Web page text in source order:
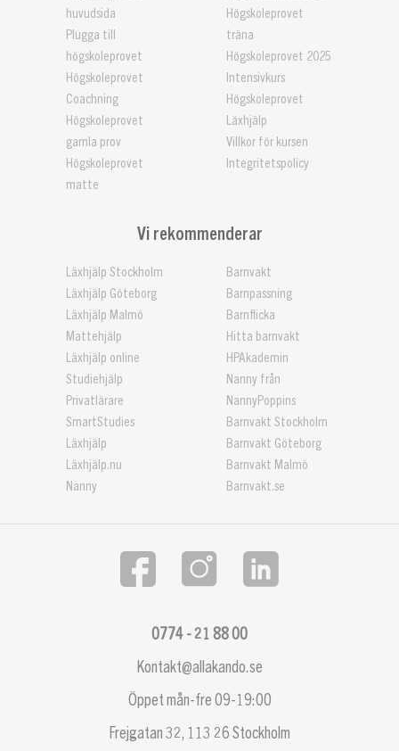
huvudsida
Plugga till
högskoleprovet
Högskoleprovet
Coachning
Högskoleprovet
gamla prov
Högskoleprovet
matte
Högskoleprovet
träna
Högskoleprovet 2025
Intensivkurs
Högskoleprovet
Läxhjälp
Villkor för kursen
Integritetspolicy
Vi rekommenderar
Läxhjälp Stockholm
Läxhjälp Göteborg
Läxhjälp Malmö
Mattehjälp
Läxhjälp online
Studiehjälp
Privatlärare
SmartStudies
Läxhjälp
Läxhjälp.nu
Nanny
Barnvakt
Barnpassning
Barnflicka
Hitta barnvakt
HPAkademin
Nanny från
NannyPoppins
Barnvakt Stockholm
Barnvakt Göteborg
Barnvakt Malmö
Barnvakt.se
Kontakt@allakando.se
0774 - 21 88 00
Öppet mån-fre 09-19:00
Frejgatan 32, 113 26 Stockholm